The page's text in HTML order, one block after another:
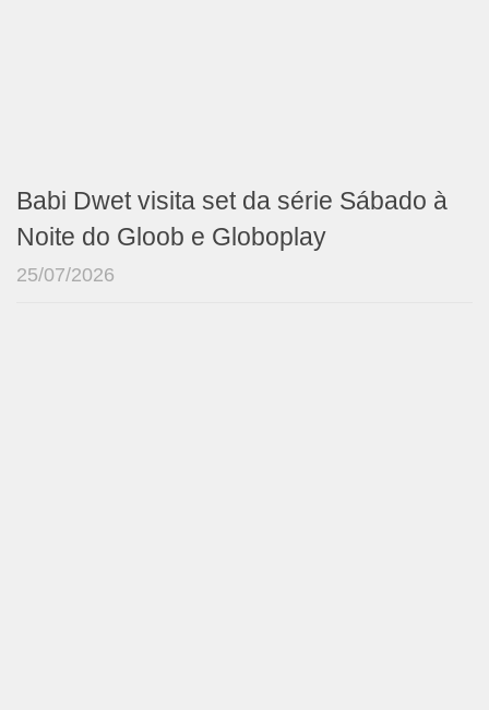
Babi Dwet visita set da série Sábado à
Noite do Gloob e Globoplay
25/07/2026